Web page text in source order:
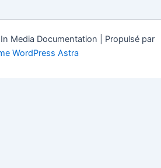
Media Documentation | Propulsé par
WordPress Astra